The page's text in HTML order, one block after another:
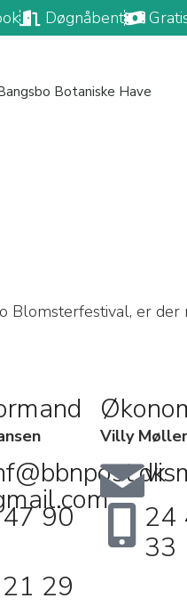
Døgnåbent
Botaniske Have
Blomsterfestival, er der
90
29
Villy Møller
24
33